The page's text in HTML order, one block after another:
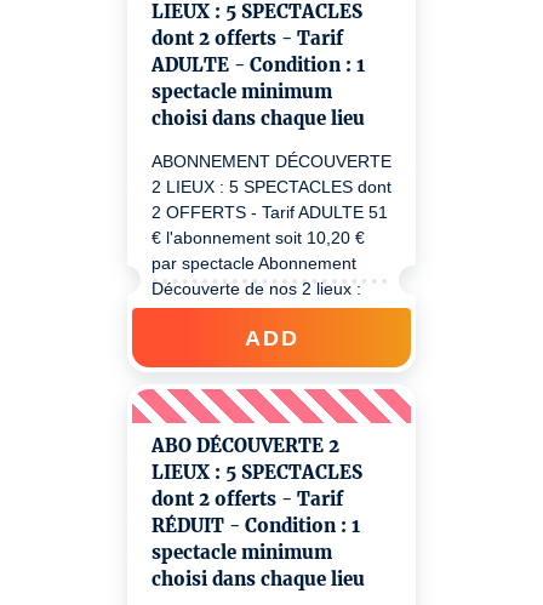
2026/27 sur nos deux lieux,
grâce à votre code d'abonné.e
reçu à l'achat de
l'abonnement. *Enfant : 3 mois
- 16 ans
LIEUX : 5 SPECTACLES
dont 2 offerts - Tarif
ADULTE - Condition : 1
spectacle minimum
choisi dans chaque lieu
ABONNEMENT DÉCOUVERTE
2 LIEUX : 5 SPECTACLES dont
2 OFFERTS - Tarif ADULTE 51
€ l'abonnement soit 10,20 €
par spectacle Abonnement
Découverte de nos 2 lieux :
Nécessite l'achat de 5 billets
minimum de spectacles
différents, dont au moins : 1
spectacle sur L'ÎLE Ô - Lyon 7
et 1 spectacle au Patadôme -
Irigny. Ensuite, vous bénéficiez
de votre tarif préférentiel toute
la Saison 2026/27 sur nos
deux lieux, grâce à votre code
d'abonné.e reçu à l'achat de
l'abonnement.
ADD
ABO DÉCOUVERTE 2
LIEUX : 5 SPECTACLES
dont 2 offerts - Tarif
RÉDUIT - Condition : 1
spectacle minimum
choisi dans chaque lieu